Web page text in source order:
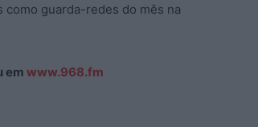
guarda-redes do mês na
em www.968.fm